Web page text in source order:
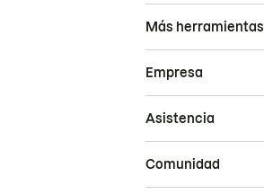
Más herramientas
Empresa
Asistencia
Comunidad